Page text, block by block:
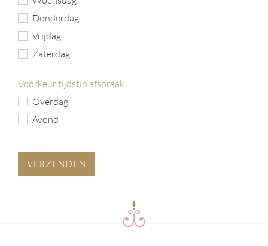
Donderdag
Vrijdag
Zaterdag
Overdag
Avond
Voorkeur tijdstip afspraak
VERZENDEN